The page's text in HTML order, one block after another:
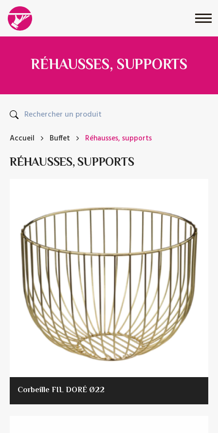
RÉHAUSSES, SUPPORTS
Accueil Buffet Réhausses, supports
RÉHAUSSES, SUPPORTS
Corbeille FIL DORÉ Ø22